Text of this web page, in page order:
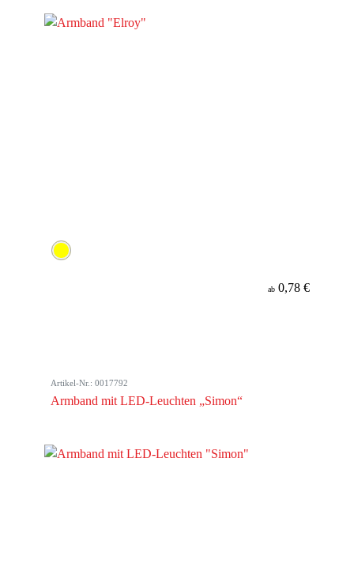
ab 0,78 €
Artikel-Nr.: 0017792
Armband mit LED-Leuchten „Simon“